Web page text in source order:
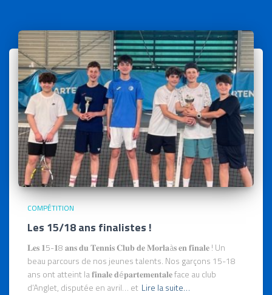
COMPÉTITION
Les 15/18 ans finalistes !
𝐋𝐞𝐬 𝟏5-𝟏8 𝐚𝐧𝐬 𝐝𝐮 𝐓𝐞𝐧𝐧𝐢𝐬 𝐂𝐥𝐮𝐛 𝐝𝐞 𝐌𝐨𝐫𝐥𝐚à𝐬 𝐞𝐧 𝐟𝐢𝐧𝐚𝐥𝐞 ! Un
beau parcours de nos jeunes talents. Nos garçons 15-18
ans ont atteint la 𝐟𝐢𝐧𝐚𝐥𝐞 𝐝é𝐩𝐚𝐫𝐭𝐞𝐦𝐞𝐧𝐭𝐚𝐥𝐞 face au club
d’Anglet, disputée en avril… et Lire la suite…